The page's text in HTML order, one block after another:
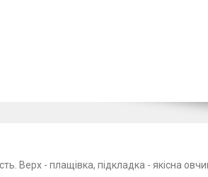
Верх - плащівка, підкладка - якісна